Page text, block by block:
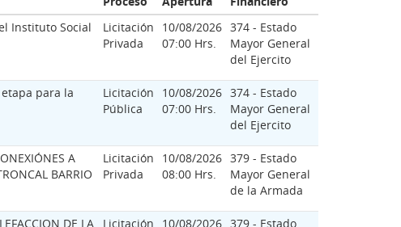
Instituto Social
Licitación
Privada
10/08/2026
07:00 Hrs.
374 - Estado
Mayor General
del Ejercito
para la
Licitación
Pública
10/08/2026
07:00 Hrs.
374 - Estado
Mayor General
del Ejercito
A
BARRIO
Licitación
Privada
10/08/2026
08:00 Hrs.
379 - Estado
Mayor General
de la Armada
DE LA Licitación 10/08/2026 379 - Estado